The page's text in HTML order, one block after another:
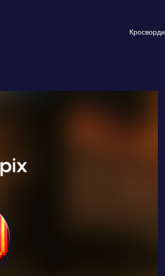
Кросворди